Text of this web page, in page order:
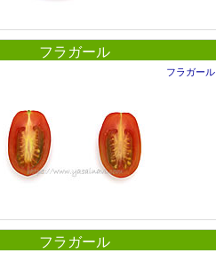
フラガール
フラガール
フラガール